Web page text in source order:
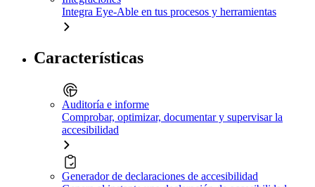
Integra Eye-Able en tus procesos y herramientas
Características
Auditoría e informe
Comprobar, optimizar, documentar y supervisar la
accesibilidad
Generador de declaraciones de accesibilidad